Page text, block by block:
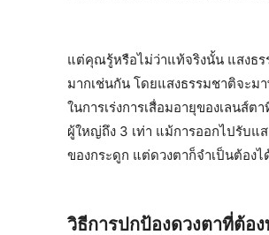
แต่คุณรู้หรือไม่ว่าแท้จริงนั้น แสงธ
มากเช่นกัน โดยแสงธรรมชาติจะม
ในการเร่งการเสื่อมอายุของเลนส์
ผู้ใหญ่ถึง 3 เท่า แม้การออกไปรับแ
ของกระดูก แต่ดวงตาก็จำเป็นต้อง
วิธีการปกป้องดวงตาที่ต้อ